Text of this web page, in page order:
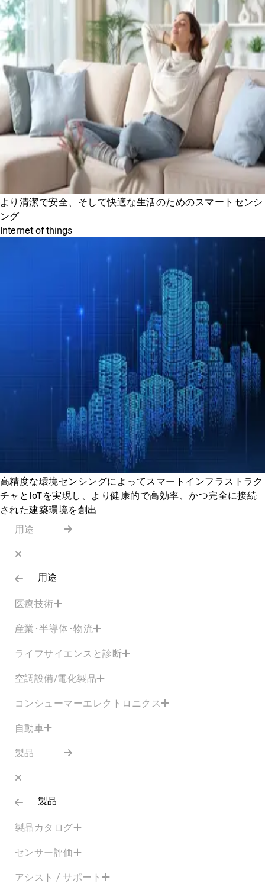
より清潔で安全、そして快適な生活のためのスマートセンシ
ング
Internet of things
高精度な環境センシングによってスマートインフラストラク
チャとIoTを実現し、より健康的で高効率、かつ完全に接続
された建築環境を創出
用途
用途
医療技術
産業･半導体･物流
ライフサイエンスと診断
空調設備/電化製品
コンシューマーエレクトロニクス
自動車
製品
製品
製品カタログ
センサー評価
アシスト / サポート